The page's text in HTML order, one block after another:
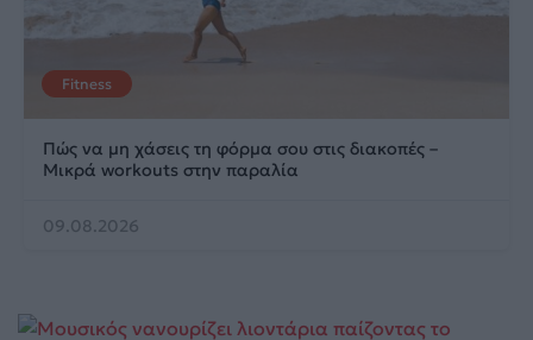
Fitness
Πώς να μη χάσεις τη φόρμα σου στις διακοπές –
Μικρά workouts στην παραλία
09.08.2026